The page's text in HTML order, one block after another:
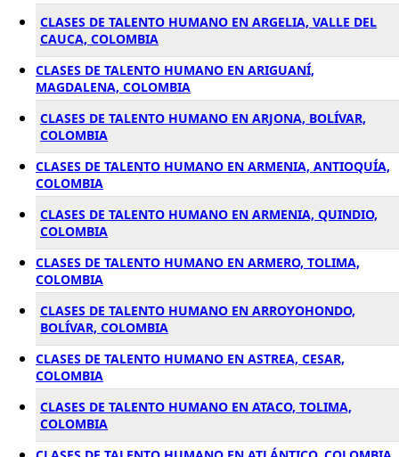
CLASES DE TALENTO HUMANO EN ARGELIA, VALLE DEL
CAUCA, COLOMBIA
CLASES DE TALENTO HUMANO EN ARIGUANÍ,
MAGDALENA, COLOMBIA
CLASES DE TALENTO HUMANO EN ARJONA, BOLÍVAR,
COLOMBIA
CLASES DE TALENTO HUMANO EN ARMENIA, ANTIOQUÍA,
COLOMBIA
CLASES DE TALENTO HUMANO EN ARMENIA, QUINDIO,
COLOMBIA
CLASES DE TALENTO HUMANO EN ARMERO, TOLIMA,
COLOMBIA
CLASES DE TALENTO HUMANO EN ARROYOHONDO,
BOLÍVAR, COLOMBIA
CLASES DE TALENTO HUMANO EN ASTREA, CESAR,
COLOMBIA
CLASES DE TALENTO HUMANO EN ATACO, TOLIMA,
COLOMBIA